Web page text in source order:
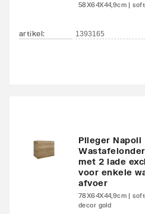
58X64X44,9cm |
artikel: 1393165
Plieger Napoli
met 2 lade
voor enkele
afvoer
78X64X44,9cm |
decor gold